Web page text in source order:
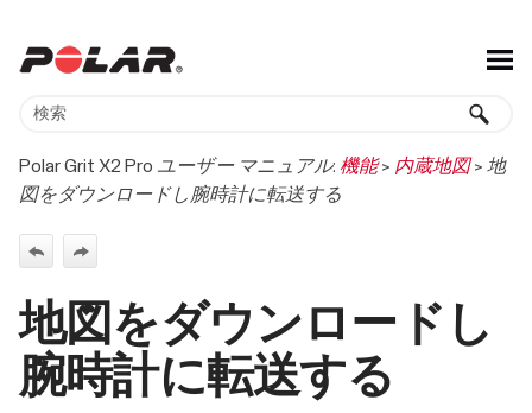
メイン コンテンツにスキップ
Polar Grit X2 Pro ユーザー マニュアル: 機能> 内蔵地図>地
図をダウンロードし腕時計に転送する
地図をダウンロードし
腕時計に転送する